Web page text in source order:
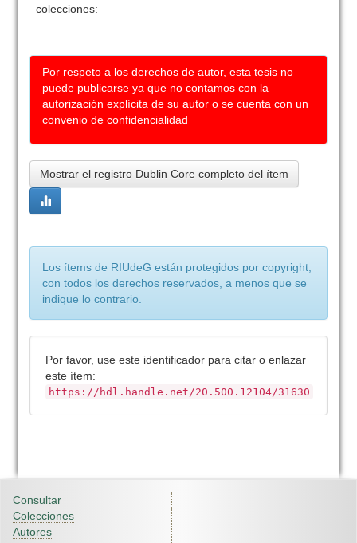
colecciones:
Por respeto a los derechos de autor, esta tesis no
puede publicarse ya que no contamos con la
autorización explícita de su autor o se cuenta con un
convenio de confidencialidad
Mostrar el registro Dublin Core completo del ítem
Los ítems de RIUdeG están protegidos por copyright,
con todos los derechos reservados, a menos que se
indique lo contrario.
Por favor, use este identificador para citar o enlazar
este ítem:
https://hdl.handle.net/20.500.12104/31630
Consultar
Colecciones
Autores